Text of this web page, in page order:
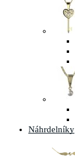
Náhrdelníky